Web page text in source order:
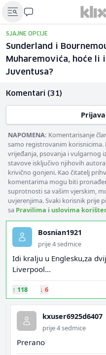
SJAJNE OPCIJE
Sunderland i
Muharemovića, hoće
Juventusa?
Komentari (31)
NAPOMENA: Komentarisanje
samo registrovanim korisnicima.
vrijeđanja, psovanja i vulgarnog
stavove isključivo njihovih
krivično gonjeni. Kao čitatelj
komentarima mogu biti
suprotnosti sa vašim vjerskim,
uvjerenjima. Svaki korisnik prije
sa Pravilima i uslovima
Bosnian1921
prije 4 sedmice
Idi kralju u Englesku,za
Liverpool...
↑ 118 ↓ 6
kxuser6925d6407
prije 4 sedmice
Prerano